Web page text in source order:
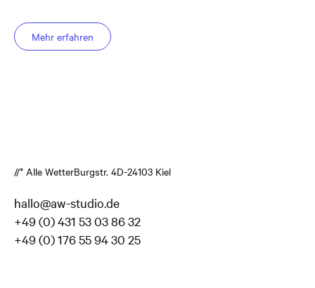
Mehr erfahren
//* Alle WetterBurgstr. 4D-24103 Kiel
hallo@aw-studio.de
+49 (0) 431 53 03 86 32
+49 (0) 176 55 94 30 25